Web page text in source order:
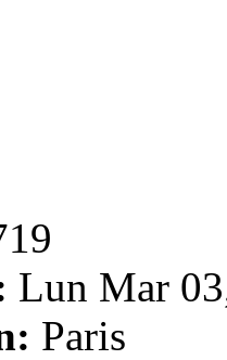
Lun Mar
Paris